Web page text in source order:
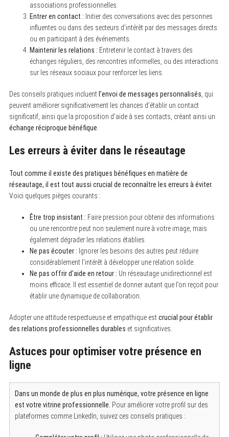
associations professionnelles.
Entrer en contact : Initier des conversations avec des personnes
influentes ou dans des secteurs d’intérêt par des messages directs
ou en participant à des événements.
Maintenir les relations : Entretenir le contact à travers des
échanges réguliers, des rencontres informelles, ou des interactions
sur les réseaux sociaux pour renforcer les liens.
Des conseils pratiques incluent l’envoi de messages personnalisés , qui
peuvent améliorer significativement les chances d’établir un contact
significatif, ainsi que la proposition d’aide à ses contacts, créant ainsi un
échange réciproque bénéfique
Les erreurs à éviter dans le réseautage
Tout comme il existe des pratiques bénéfiques en matière de
réseautage, il est tout aussi crucial de reconnaître les erreurs à éviter.
Voici quelques pièges courants :
Être trop insistant : Faire pression pour obtenir des informations
ou une rencontre peut non seulement nuire à votre image, mais
également dégrader les relations établies.
Ne pas écouter : Ignorer les besoins des autres peut réduire
considérablement l’intérêt à développer une relation solide.
Ne pas offrir d’aide en retour : Un réseautage unidirectionnel est
moins efficace. Il est essentiel de donner autant que l’on reçoit pour
établir une dynamique de collaboration.
Adopter une attitude respectueuse et empathique estcrucial pour établir
des relations professionnelles durables et significatives.
Astuces pour optimiser votre présence en
ligne
Dans un monde de plus en plus numérique, votre présence en ligne
est votre vitrine professionnelle. Pour améliorer votre profil sur des
plateformes comme LinkedIn, suivez ces conseils pratiques :
e
a
r
h
f
o
: